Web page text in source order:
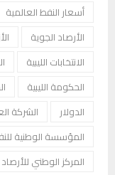
أسعار النفط العالمية
الأرصاد الجوية
الانتخابات الليبية
الحكومة الليبية
الدولار
الشركة
المؤسسة الوطنية
المركز الوطني